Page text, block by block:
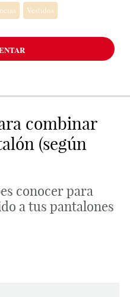
Vestidos
combinar
(según
conocer para
a tus pantalones